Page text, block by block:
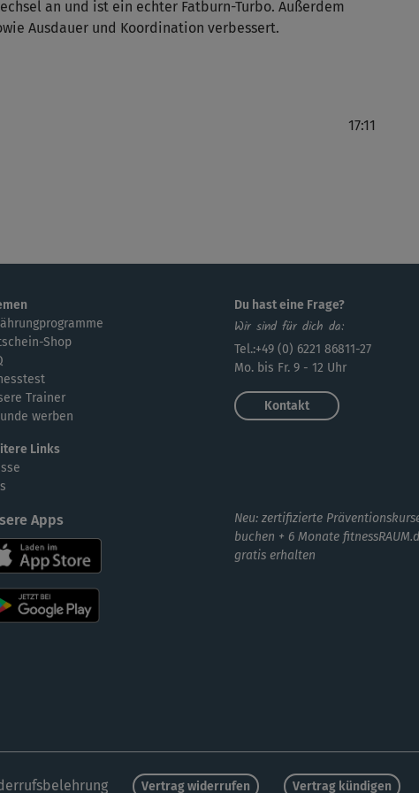
an und ist ein echter Fatburn-Turbo. Außerdem
Ausdauer und Koordination verbessert.
17:11
Shop
Trainer
werben
Links
Apps
Du hast eine Frage?
Wir sind für dich da:
Tel.:+49 (0) 6221 86811-27
Mo. bis Fr. 9 - 12 Uhr
Kontakt
Neu: zertifizierte
buchen + 6 Monate
gratis erhalten
Vertrag widerrufen Vertrag kündigen